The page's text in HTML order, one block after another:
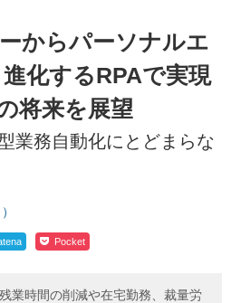
からパーソナルエ
化するRPAで実現
将来を展望
業務自動化にとどまらな
Pocket
業時間の削減や在宅勤務、裁量労